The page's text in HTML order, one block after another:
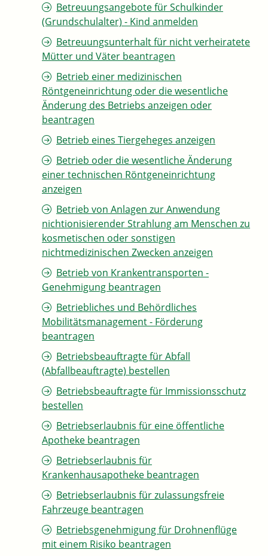
Betreuungsangebote für Schulkinder
(Grundschulalter) - Kind anmelden
Betreuungsunterhalt für nicht verheiratete
Mütter und Väter beantragen
Betrieb einer medizinischen
Röntgeneinrichtung oder die wesentliche
Änderung des Betriebs anzeigen oder
beantragen
Betrieb eines Tiergeheges anzeigen
Betrieb oder die wesentliche Änderung
einer technischen Röntgeneinrichtung
anzeigen
Betrieb von Anlagen zur Anwendung
nichtionisierender Strahlung am Menschen zu
kosmetischen oder sonstigen
nichtmedizinischen Zwecken anzeigen
Betrieb von Krankentransporten -
Genehmigung beantragen
Betriebliches und Behördliches
Mobilitätsmanagement - Förderung
beantragen
Betriebsbeauftragte für Abfall
(Abfallbeauftragte) bestellen
Betriebsbeauftragte für Immissionsschutz
bestellen
Betriebserlaubnis für eine öffentliche
Apotheke beantragen
Betriebserlaubnis für
Krankenhausapotheke beantragen
Betriebserlaubnis für zulassungsfreie
Fahrzeuge beantragen
Betriebsgenehmigung für Drohnenflüge
mit einem Risiko beantragen